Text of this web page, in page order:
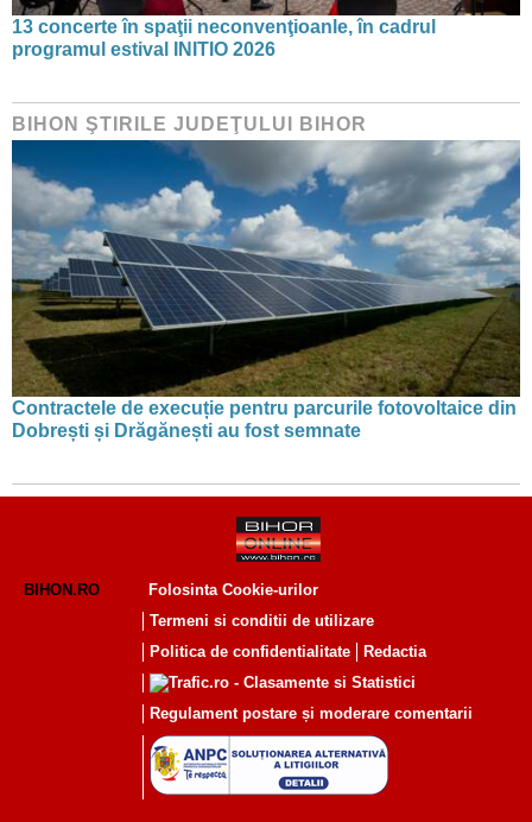
13 concerte în spaţii neconvenţioanle, în cadrul
programul estival INITIO 2026
BIHON ŞTIRILE JUDEŢULUI BIHOR
Contractele de execuție pentru parcurile fotovoltaice din
Dobrești și Drăgănești au fost semnate
BIHON.RO
Folosinta Cookie-urilor
Termeni si conditii de utilizare
Politica de confidentialitate
Redactia
Regulament postare și moderare comentarii